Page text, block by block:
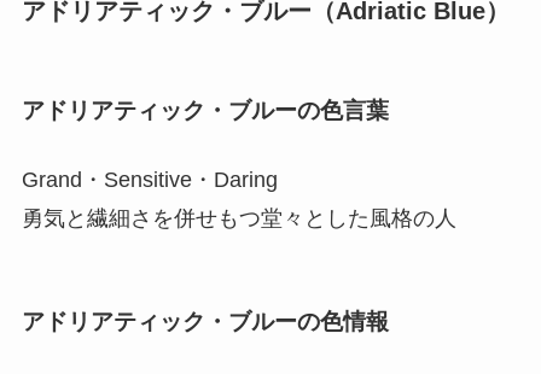
アドリアティック・ブルー（Adriatic Blue）
アドリアティック・ブルーの色言葉
Grand・Sensitive・Daring
勇気と繊細さを併せもつ堂々とした風格の人
アドリアティック・ブルーの色情報